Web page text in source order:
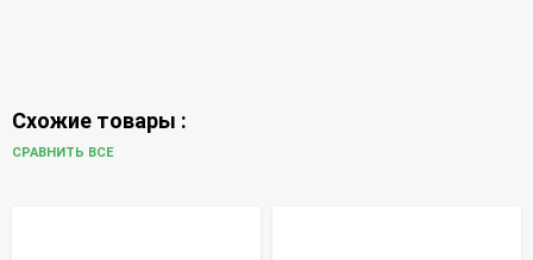
Схожие товары :
СРАВНИТЬ ВСЕ